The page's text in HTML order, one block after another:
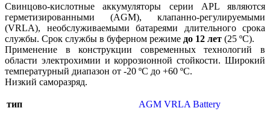
Свинцово-кислотные аккумуляторы серии APL являются
герметизированными (AGM), клапанно-регулируемыми
(VRLA), необслуживаемыми батареями длительного срока
службы. Срок службы в буферном режиме до 12 лет (25 ºC).
Применение в конструкции современных технологий в
области электрохимии и коррозионной стойкости. Широкий
температурный диапазон от -20 ºC до +60 ºC.
Низкий саморазряд.
тип AGM VRLA Battery